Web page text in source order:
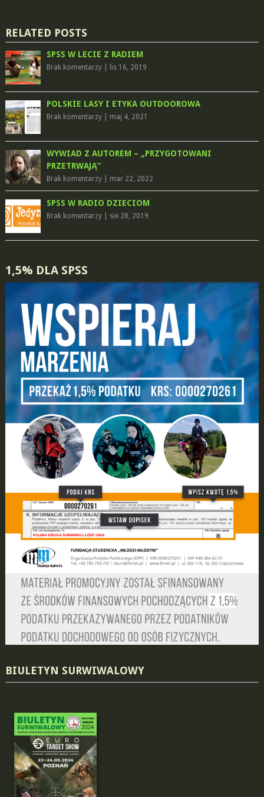
RELATED POSTS
SPSS W LECIE Z RADIEM
Brak komentarzy| lis 16, 2019
POLSKIE LASY I ETYKA OUTDOOROWA
Brak komentarzy| maj 4, 2021
WYWIAD Z AUTOREM – „PRZYGOTOWANI
PRZETRWAJĄ”
Brak komentarzy| mar 22, 2022
SPSS W RADIO DZIECIOM
Brak komentarzy| sie 28, 2019
1,5% DLA SPSS
BIULETYN SURWIWALOWY